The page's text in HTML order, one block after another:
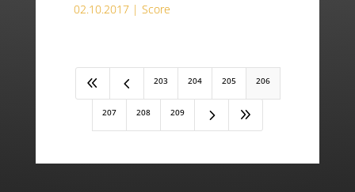
02.10.2017 | Score
8 4 203 204 205 206
207 208 209 5 9